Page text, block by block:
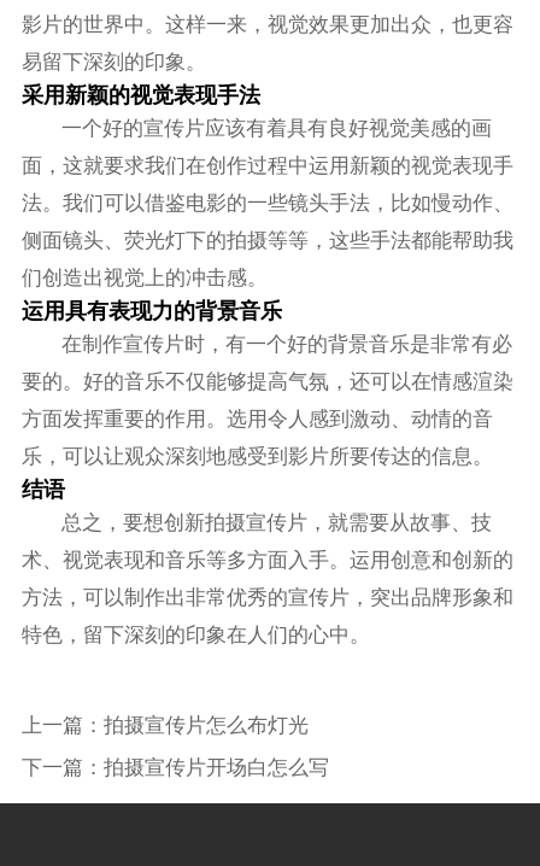
影片的世界中。这样一来，视觉效果更加出众，也更容
易留下深刻的印象。
采用新颖的视觉表现手法
一个好的宣传片应该有着具有良好视觉美感的画
面，这就要求我们在创作过程中运用新颖的视觉表现手
法。我们可以借鉴电影的一些镜头手法，比如慢动作、
侧面镜头、荧光灯下的拍摄等等，这些手法都能帮助我
们创造出视觉上的冲击感。
运用具有表现力的背景音乐
在制作宣传片时，有一个好的背景音乐是非常有必
要的。好的音乐不仅能够提高气氛，还可以在情感渲染
方面发挥重要的作用。选用令人感到激动、动情的音
乐，可以让观众深刻地感受到影片所要传达的信息。
结语
总之，要想创新拍摄宣传片，就需要从故事、技
术、视觉表现和音乐等多方面入手。运用创意和创新的
方法，可以制作出非常优秀的宣传片，突出品牌形象和
特色，留下深刻的印象在人们的心中。
上一篇： 拍摄宣传片怎么布灯光
下一篇： 拍摄宣传片开场白怎么写